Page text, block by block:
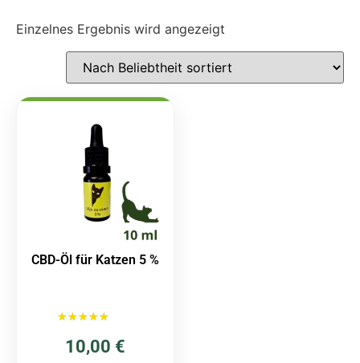
Einzelnes Ergebnis wird angezeigt
CBD-Öl für Katzen 5 %
5.00
von 5
10,00 €